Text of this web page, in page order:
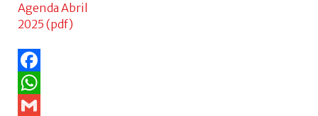
Agenda Abril
2025 (pdf)
Facebook
WhatsApp